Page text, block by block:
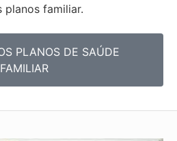
planos familiar.
PLANOS DE SAÚDE
FAMILIAR